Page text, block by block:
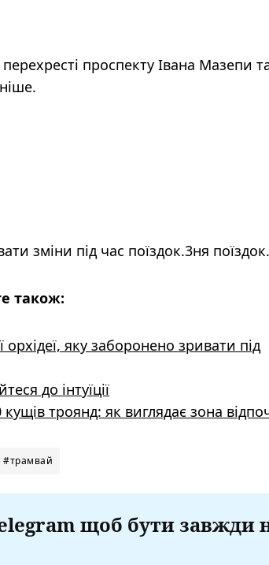
проспекту Івана Мазепи
зміни під час поїздок.3ня поїздок.
також:
орхідеї, яку заборонено зривати під
до інтуїції
троянд: як виглядає зона
#трамвай
щоб бути завжди